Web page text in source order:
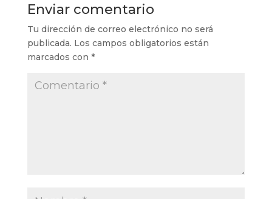
Enviar comentario
Tu dirección de correo electrónico no será
publicada. Los campos obligatorios están
marcados con *